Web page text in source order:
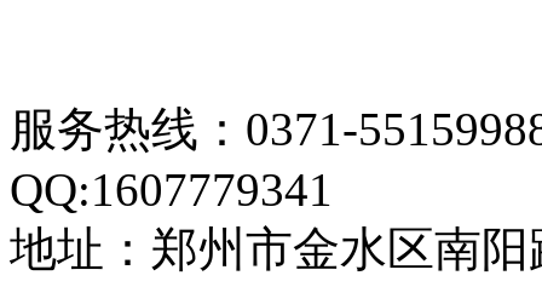
服务热线：0371-
QQ:1607779341
地址：郑州市金水区南